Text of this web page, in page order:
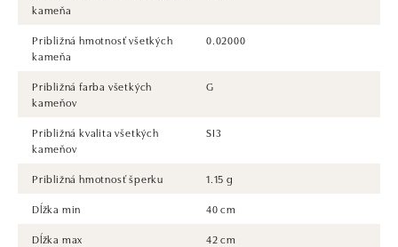
kameňa
Približná hmotnosť všetkých
kameňa
0.02000
Približná farba všetkých
kameňov
G
Približná kvalita všetkých
kameňov
SI3
Približná hmotnosť šperku
1.15 g
Dĺžka min
40 cm
Dĺžka max
42 cm